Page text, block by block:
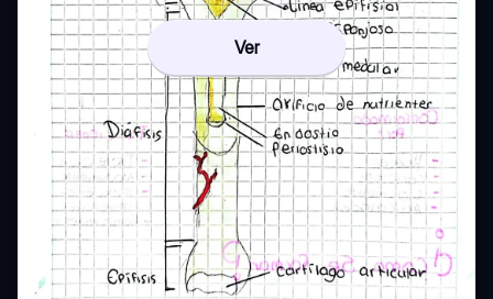
Ver